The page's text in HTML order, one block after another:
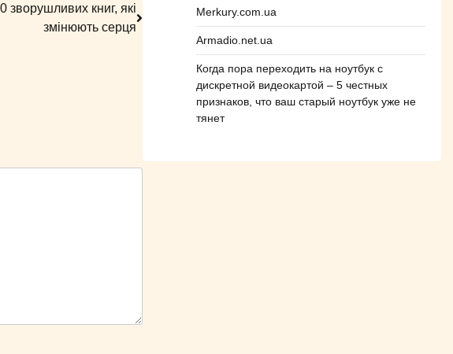
зворушливих книг, які
змінюють серця
Merkury.com.ua
Armadio.net.ua
Когда пора переходить на ноутбук с
дискретной видеокартой – 5 честных
признаков, что ваш старый ноутбук уже не
тянет